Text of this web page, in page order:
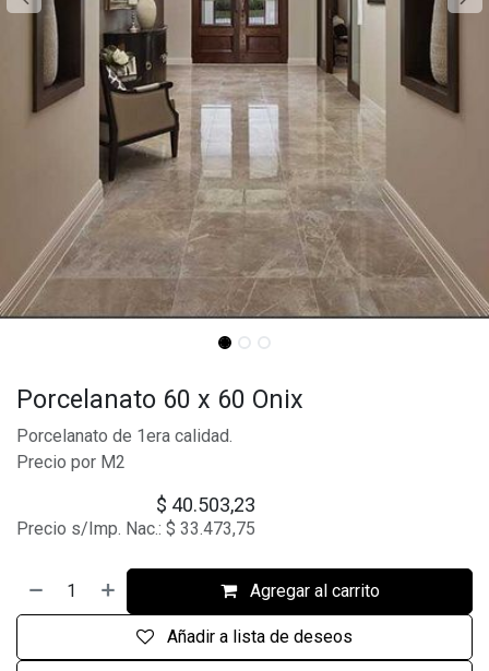
Porcelanato 60 x 60 Onix
Porcelanato de 1era calidad.
Precio por M2
$ 40.503,23
Precio s/Imp. Nac.: $ 33.473,75
Agregar al carrito
Añadir a lista de deseos